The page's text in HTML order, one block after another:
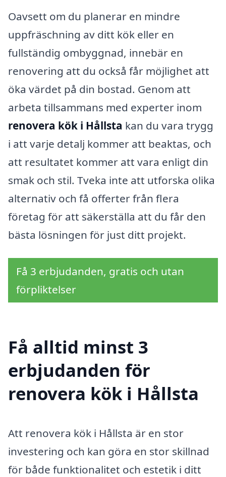
Oavsett om du planerar en mindre
uppfräschning av ditt kök eller en
fullständig ombyggnad, innebär en
renovering att du också får möjlighet att
öka värdet på din bostad. Genom att
arbeta tillsammans med experter inom
renovera kök i Hållsta kan du vara trygg
i att varje detalj kommer att beaktas, och
att resultatet kommer att vara enligt din
smak och stil. Tveka inte att utforska olika
alternativ och få offerter från flera
företag för att säkerställa att du får den
bästa lösningen för just ditt projekt.
Få 3 erbjudanden, gratis och utan
förpliktelser
Få alltid minst 3
erbjudanden för
renovera kök i Hållsta
Att renovera kök i Hållsta är en stor
investering och kan göra en stor skillnad
för både funktionalitet och estetik i ditt